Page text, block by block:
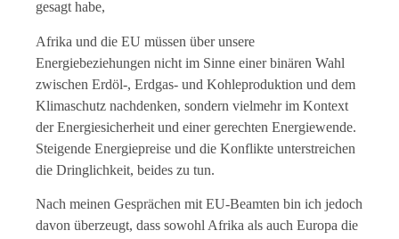
gesagt habe,
Afrika und die EU müssen über unsere
Energiebeziehungen nicht im Sinne einer binären Wahl
zwischen Erdöl-, Erdgas- und Kohleproduktion und dem
Klimaschutz nachdenken, sondern vielmehr im Kontext
der Energiesicherheit und einer gerechten Energiewende.
Steigende Energiepreise und die Konflikte unterstreichen
die Dringlichkeit, beides zu tun.
Nach meinen Gesprächen mit EU-Beamten bin ich jedoch
davon überzeugt, dass sowohl Afrika als auch Europa die